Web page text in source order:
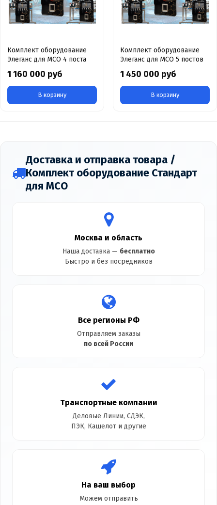
Комплект оборудование
Элеганс для МСО 4 поста
1 160 000 руб
В корзину
Комплект оборудование
Элеганс для МСО 5 постов
1 450 000 руб
В корзину
Доставка и отправка товара /
Комплект оборудование Стандарт
для МСО
Москва и область
Наша доставка — бесплатно
Быстро и без посредников
Все регионы РФ
Отправляем заказы
по всей России
Транспортные компании
Деловые Линии, СДЭК,
ПЭК, Кашелот и другие
На ваш выбор
Можем отправить